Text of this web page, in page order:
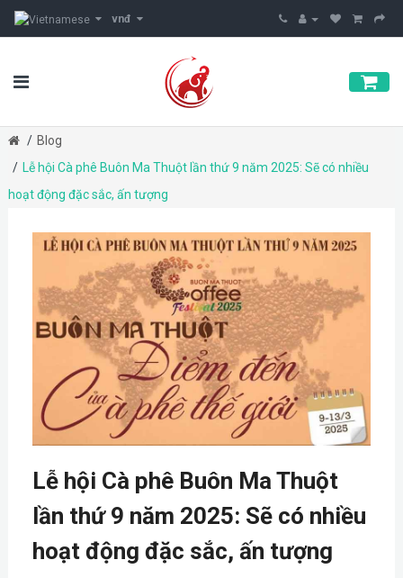
vnđ
Blog
Lễ hội Cà phê Buôn Ma Thuột lần thứ 9 năm 2025: Sẽ có nhiều
hoạt động đặc sắc, ấn tượng
Lễ hội Cà phê Buôn Ma Thuột
lần thứ 9 năm 2025: Sẽ có nhiều
hoạt động đặc sắc, ấn tượng